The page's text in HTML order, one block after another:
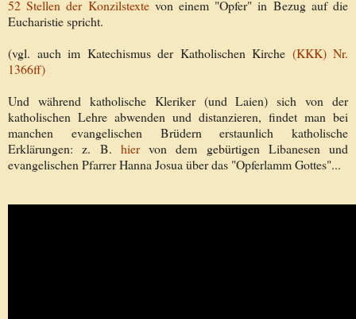
52 Stellen der Konzilstextevon einem "Opfer" in Bezug auf die
Eucharistie spricht.
(vgl. auch im Katechismus der Katholischen Kirche (KKK) Nr.
1366ff)
Und während katholische Kleriker (und Laien) sich von der
katholischen Lehre abwenden und distanzieren, findet man bei
manchen evangelischen Brüdern erstaunlich katholische
Erklärungen: z. B. hiervon dem gebürtigen Libanesen und
evangelischen Pfarrer Hanna Josua über das "Opferlamm Gottes"...